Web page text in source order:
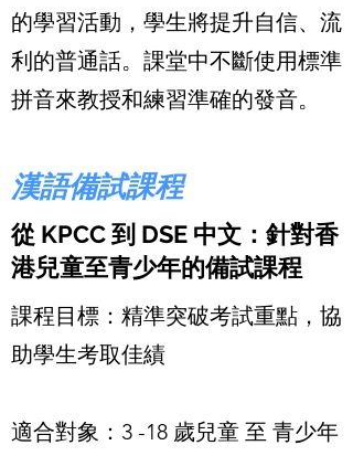
的學習活動，學生將提升自信、流
利的普通話。課堂中不斷使用標準
拼音來教授和練習準確的發音。
漢語備試課程
從 KPCC 到 DSE 中文：針對香
港兒童至青少年的備試課程
課程目標：精準突破考試重點，協
助學生考取佳績
適合對象：3 -18 歲兒童 至 青少年